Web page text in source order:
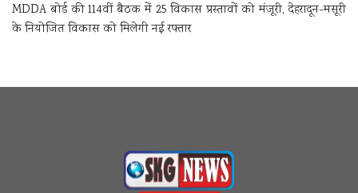
MDDA बोर्ड की 114वीं बैठक में 25 विकास प्रस्तावों को मंजूरी, देहरादून-मसूरी
के नियोजित विकास को मिलेगी नई रफ्तार